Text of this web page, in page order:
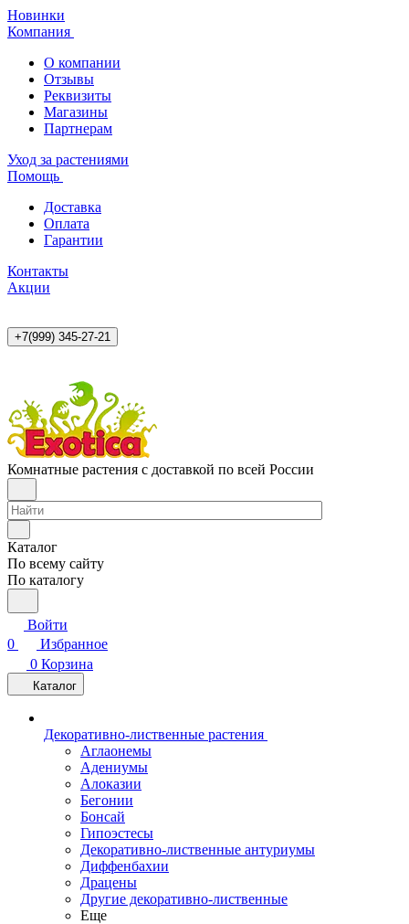
Новинки
Компания
О компании
Отзывы
Реквизиты
Магазины
Партнерам
Уход за растениями
Помощь
Доставка
Оплата
Гарантии
Контакты
Акции
+7(999) 345-27-21
Комнатные растения с доставкой по всей России
Каталог
По всему сайту
По каталогу
Войти
0
Избранное
0 Корзина
Каталог
Декоративно-лиственные растения
Аглаонемы
Адениумы
Алоказии
Бегонии
Бонсай
Гипоэстесы
Декоративно-лиственные антуриумы
Диффенбахии
Драцены
Другие декоративно-лиственные
Еще